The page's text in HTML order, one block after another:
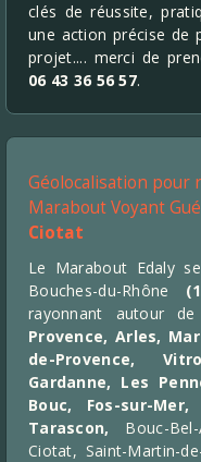
clés de réussite,
une action précise de
projet.... merci de
06 43 36 56 57.
Géolocalisation pour
Marabout Voyant
Ciotat
Le Marabout Edaly
Bouches-du-Rhône
rayonnant autour de
Provence, Arles,
de-Provence,
Gardanne, Les
Bouc, Fos-sur-
Tarascon, Bouc-
Ciotat, Saint-Martin-